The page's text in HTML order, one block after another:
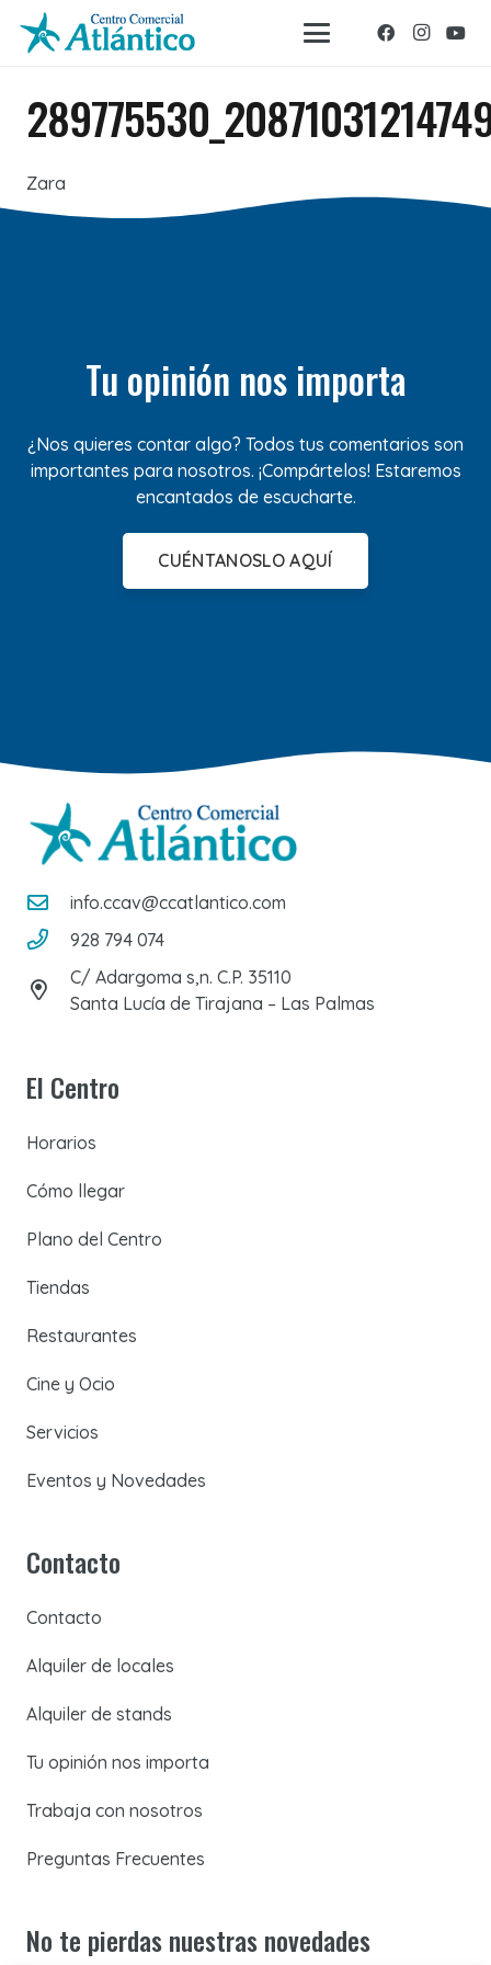
Zara
Tu opinión nos importa
¿Nos quieres contar algo? Todos tus comentarios son
importantes para nosotros. ¡Compártelos! Estaremos
encantados de escucharte.
CUÉNTANOSLO AQUÍ
info.ccav@ccatlantico.com
928 794 074
C/ Adargoma s,n. C.P. 35110
Santa Lucía de Tirajana – Las Palmas
El Centro
Horarios
Cómo llegar
Plano del Centro
Tiendas
Restaurantes
Cine y Ocio
Servicios
Eventos y Novedades
Contacto
Contacto
Alquiler de locales
Alquiler de stands
Tu opinión nos importa
Trabaja con nosotros
Preguntas Frecuentes
No te pierdas nuestras novedades